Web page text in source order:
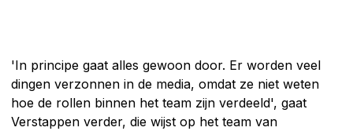
'In principe gaat alles gewoon door. Er worden veel
dingen verzonnen in de media, omdat ze niet weten
hoe de rollen binnen het team zijn verdeeld', gaat
Verstappen verder, die wijst op het team van